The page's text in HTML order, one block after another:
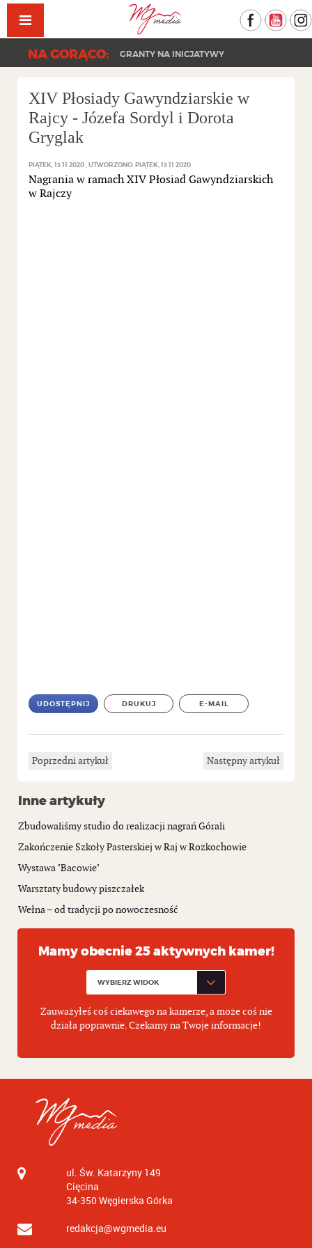
Facebook
NA GORĄCO: GRANTY NA INICJATYWY
XIV Płosiady Gawyndziarskie w
Rajcy - Józefa Sordyl i Dorota
Gryglak
PIĄTEK, 13 11 2020 UTWORZONO: PIĄTEK, 13 11 2020
Nagrania w ramach XIV Płosiad Gawyndziarskich
w Rajczy
UDOSTĘPNIJ DRUKUJ E-MAIL
Poprzedni artykuł Następny artykuł
Inne artykuły
Zbudowaliśmy studio do realizacji nagrań Górali
Zakończenie Szkoły Pasterskiej w Raj w Rozkochowie
Wystawa "Bacowie"
Warsztaty budowy piszczałek
Wełna – od tradycji po nowoczesność
Mamy obecnie 25 aktywnych kamer!
Zauważyłeś coś ciekawego na kamerze, a może coś nie
działa poprawnie. Czekamy na Twoje informacje!
ul. Św. Katarzyny 149
Cięcina
34-350Węgierska Górka
redakcja@wgmedia.eu